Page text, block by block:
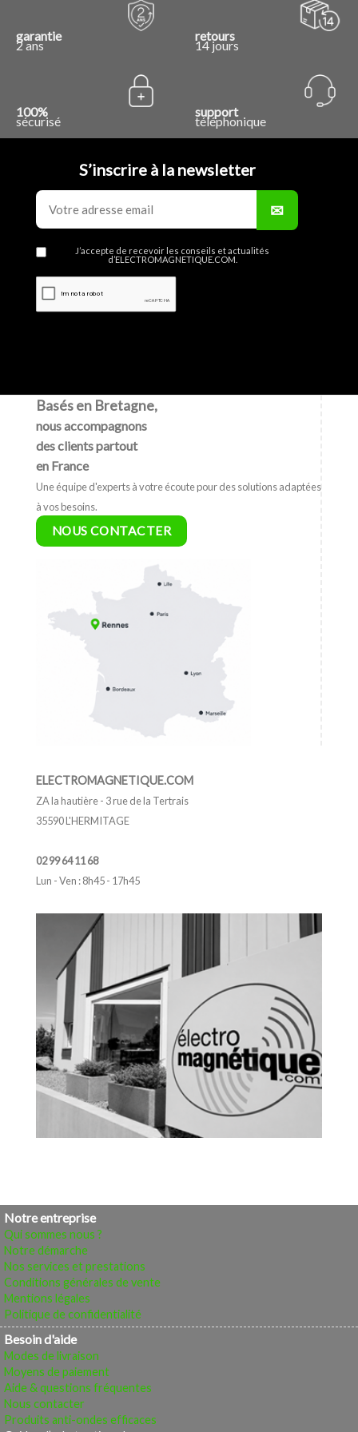
garantie
2 ans
retours
14 jours
100%
sécurisé
support
téléphonique
S’inscrire à la newsletter
J’accepte de recevoir les conseils et actualités
d’ELECTROMAGNETIQUE.COM.
Basés en Bretagne,
nous accompagnons
des clients partout
en France
Une équipe d'experts à votre écoute pour des solutions adaptées
à vos besoins.
NOUS CONTACTER
ELECTROMAGNETIQUE.COM
ZA la hautière - 3 rue de la Tertrais
35590 L'HERMITAGE
02 99 64 11 68
Lun - Ven : 8h45 - 17h45
Notre entreprise
Qui sommes nous ?
Notre démarche
Nos services et prestations
Conditions générales de vente
Mentions légales
Politique de confidentialité
Besoin d'aide
Modes de livraison
Moyens de paiement
Aide & questions fréquentes
Nous contacter
Produits anti-ondes efficaces